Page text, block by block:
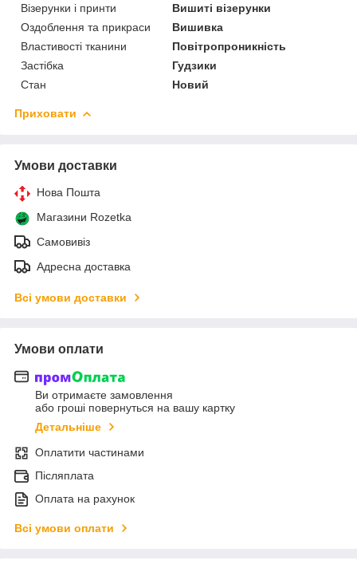
Візерунки і принти
Вишиті візерунки
Оздоблення та прикраси
Вишивка
Властивості тканини
Повітропроникність
Застібка
Гудзики
Стан
Новий
Приховати
Умови доставки
Нова Пошта
Магазини Rozetka
Самовивіз
Адресна доставка
Всі умови доставки
Умови оплати
Ви отримаєте замовлення
або гроші повернуться на вашу картку
Детальніше
Оплатити частинами
Післяплата
Оплата на рахунок
Всі умови оплати